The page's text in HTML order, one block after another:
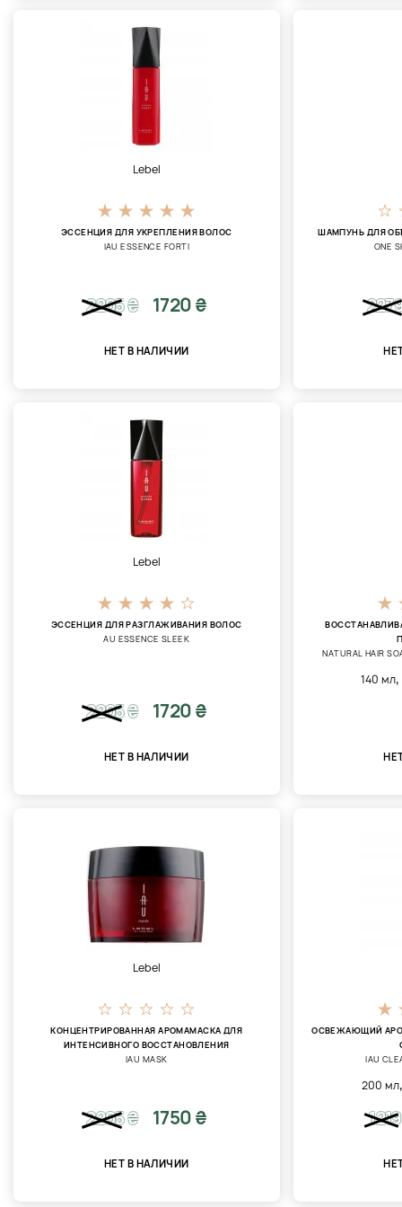
Lebel
ЭССЕНЦИЯ ДЛЯ УКРЕПЛЕНИЯ ВОЛОС
IAU ESSENCE FORTI
2205₴ 1720 ₴
НЕТ В НАЛИЧИИ
ШАМПУНЬ ДЛЯ
ONE
Lebel
ЭССЕНЦИЯ ДЛЯ РАЗГЛАЖИВАНИЯ ВОЛОС
AU ESSENCE SLEEK
2205₴ 1720 ₴
НЕТ В НАЛИЧИИ
NATURAL HAIR
140 мл,
Lebel
КОНЦЕНТРИРОВАННАЯ АРОМАМАСКА ДЛЯ
ИНТЕНСИВНОГО ВОССТАНОВЛЕНИЯ
IAU MASK
2205₴ 1750 ₴
НЕТ В НАЛИЧИИ
ОСВЕЖАЮЩИЙ
IAU
200 мл
1219